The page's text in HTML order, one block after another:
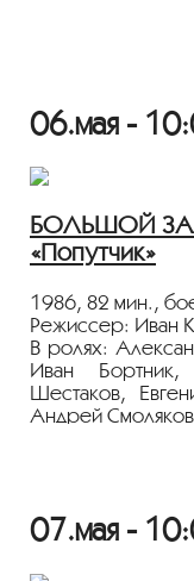
лейтенант-
борется с
сценами травли
немцев вокруг
Показ пройдёт
Госфильмофонда
Лента
06.мая -
БОЛЬШОЙ
«Попутчик»
1986, 82 мин.,
Режиссер: Иван
В ролях:
Иван Бортник,
Шестаков,
Андрей Смоляков
История
07.мая -